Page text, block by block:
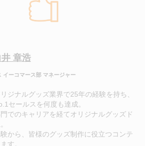
井 章浩
イーコマース部 マネージャー
ジナルグッズ業界で25年の経験を持ち、
セールスを何度も達成。
でのキャリアを経てオリジナルグッズド
から、皆様のグッズ制作に役立つコンテ
す。